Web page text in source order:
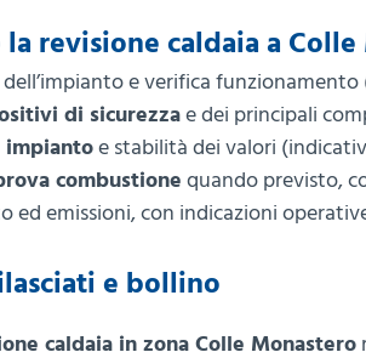
revisione caldaia a Colle
dell’impianto e verifica
di sicurezzae dei principali
impiantoe stabilità dei valori
combustionequando previsto,
ed emissioni, con indicazioni
e bollino
caldaia in zona Colle Monastero